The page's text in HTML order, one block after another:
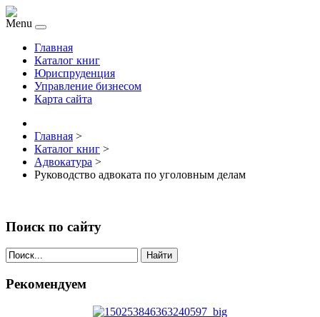
Menu
Главная
Каталог книг
Юриспруденция
Управление бизнесом
Карта сайта
Главная >
Каталог книг >
Адвокатура >
Руководство адвоката по уголовным делам
Поиск по сайту
Найти
Рекомендуем